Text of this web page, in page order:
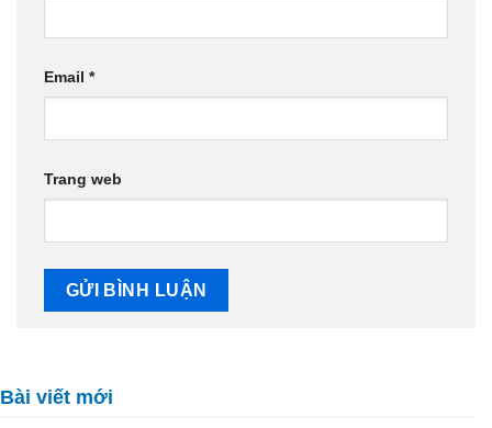
Email *
Trang web
Bài viết mới